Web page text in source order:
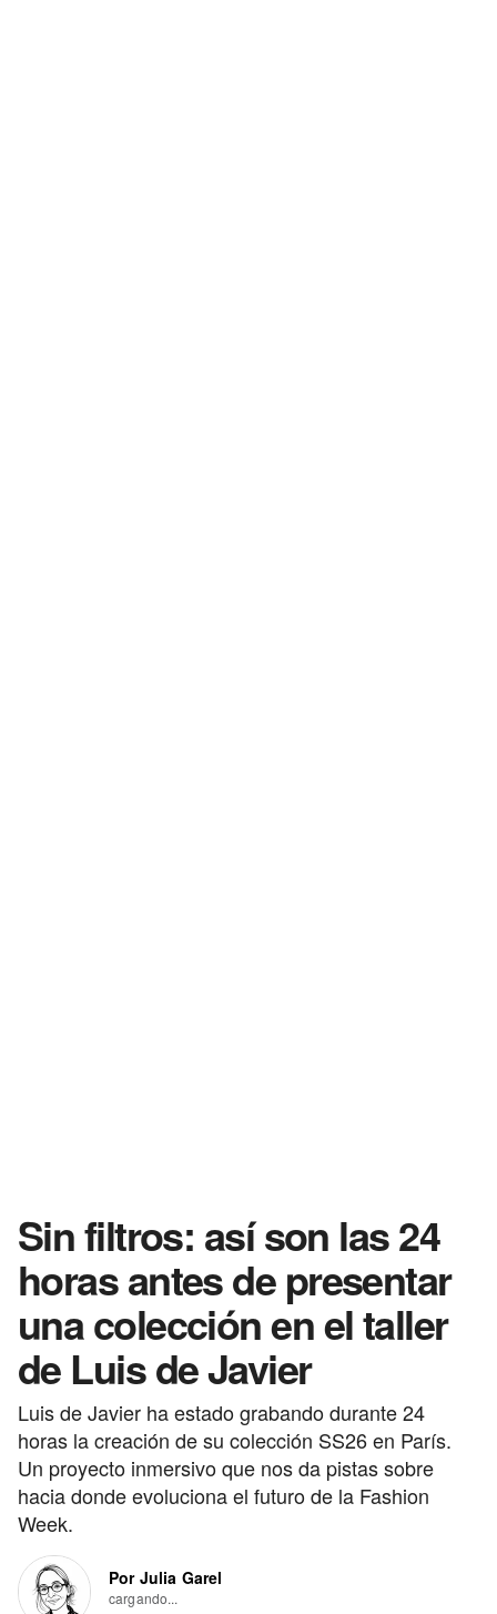
Sin filtros: así son las 24
horas antes de presentar
una colección en el taller
de Luis de Javier
Luis de Javier ha estado grabando durante 24
horas la creación de su colección SS26 en París.
Un proyecto inmersivo que nos da pistas sobre
hacia donde evoluciona el futuro de la Fashion
Week.
Por Julia Garel
cargando...